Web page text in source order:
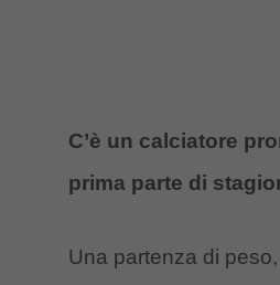
C’è un calciatore
prima parte di
Una partenza di